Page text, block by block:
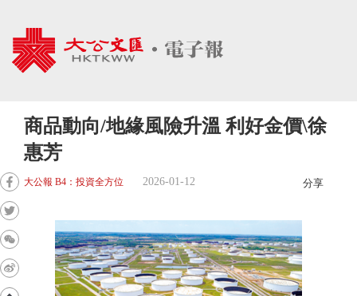
商品動向/地緣風險升溫 利好金價\徐
惠芳
大公報 B4：投資全方位 2026-01-12 分享